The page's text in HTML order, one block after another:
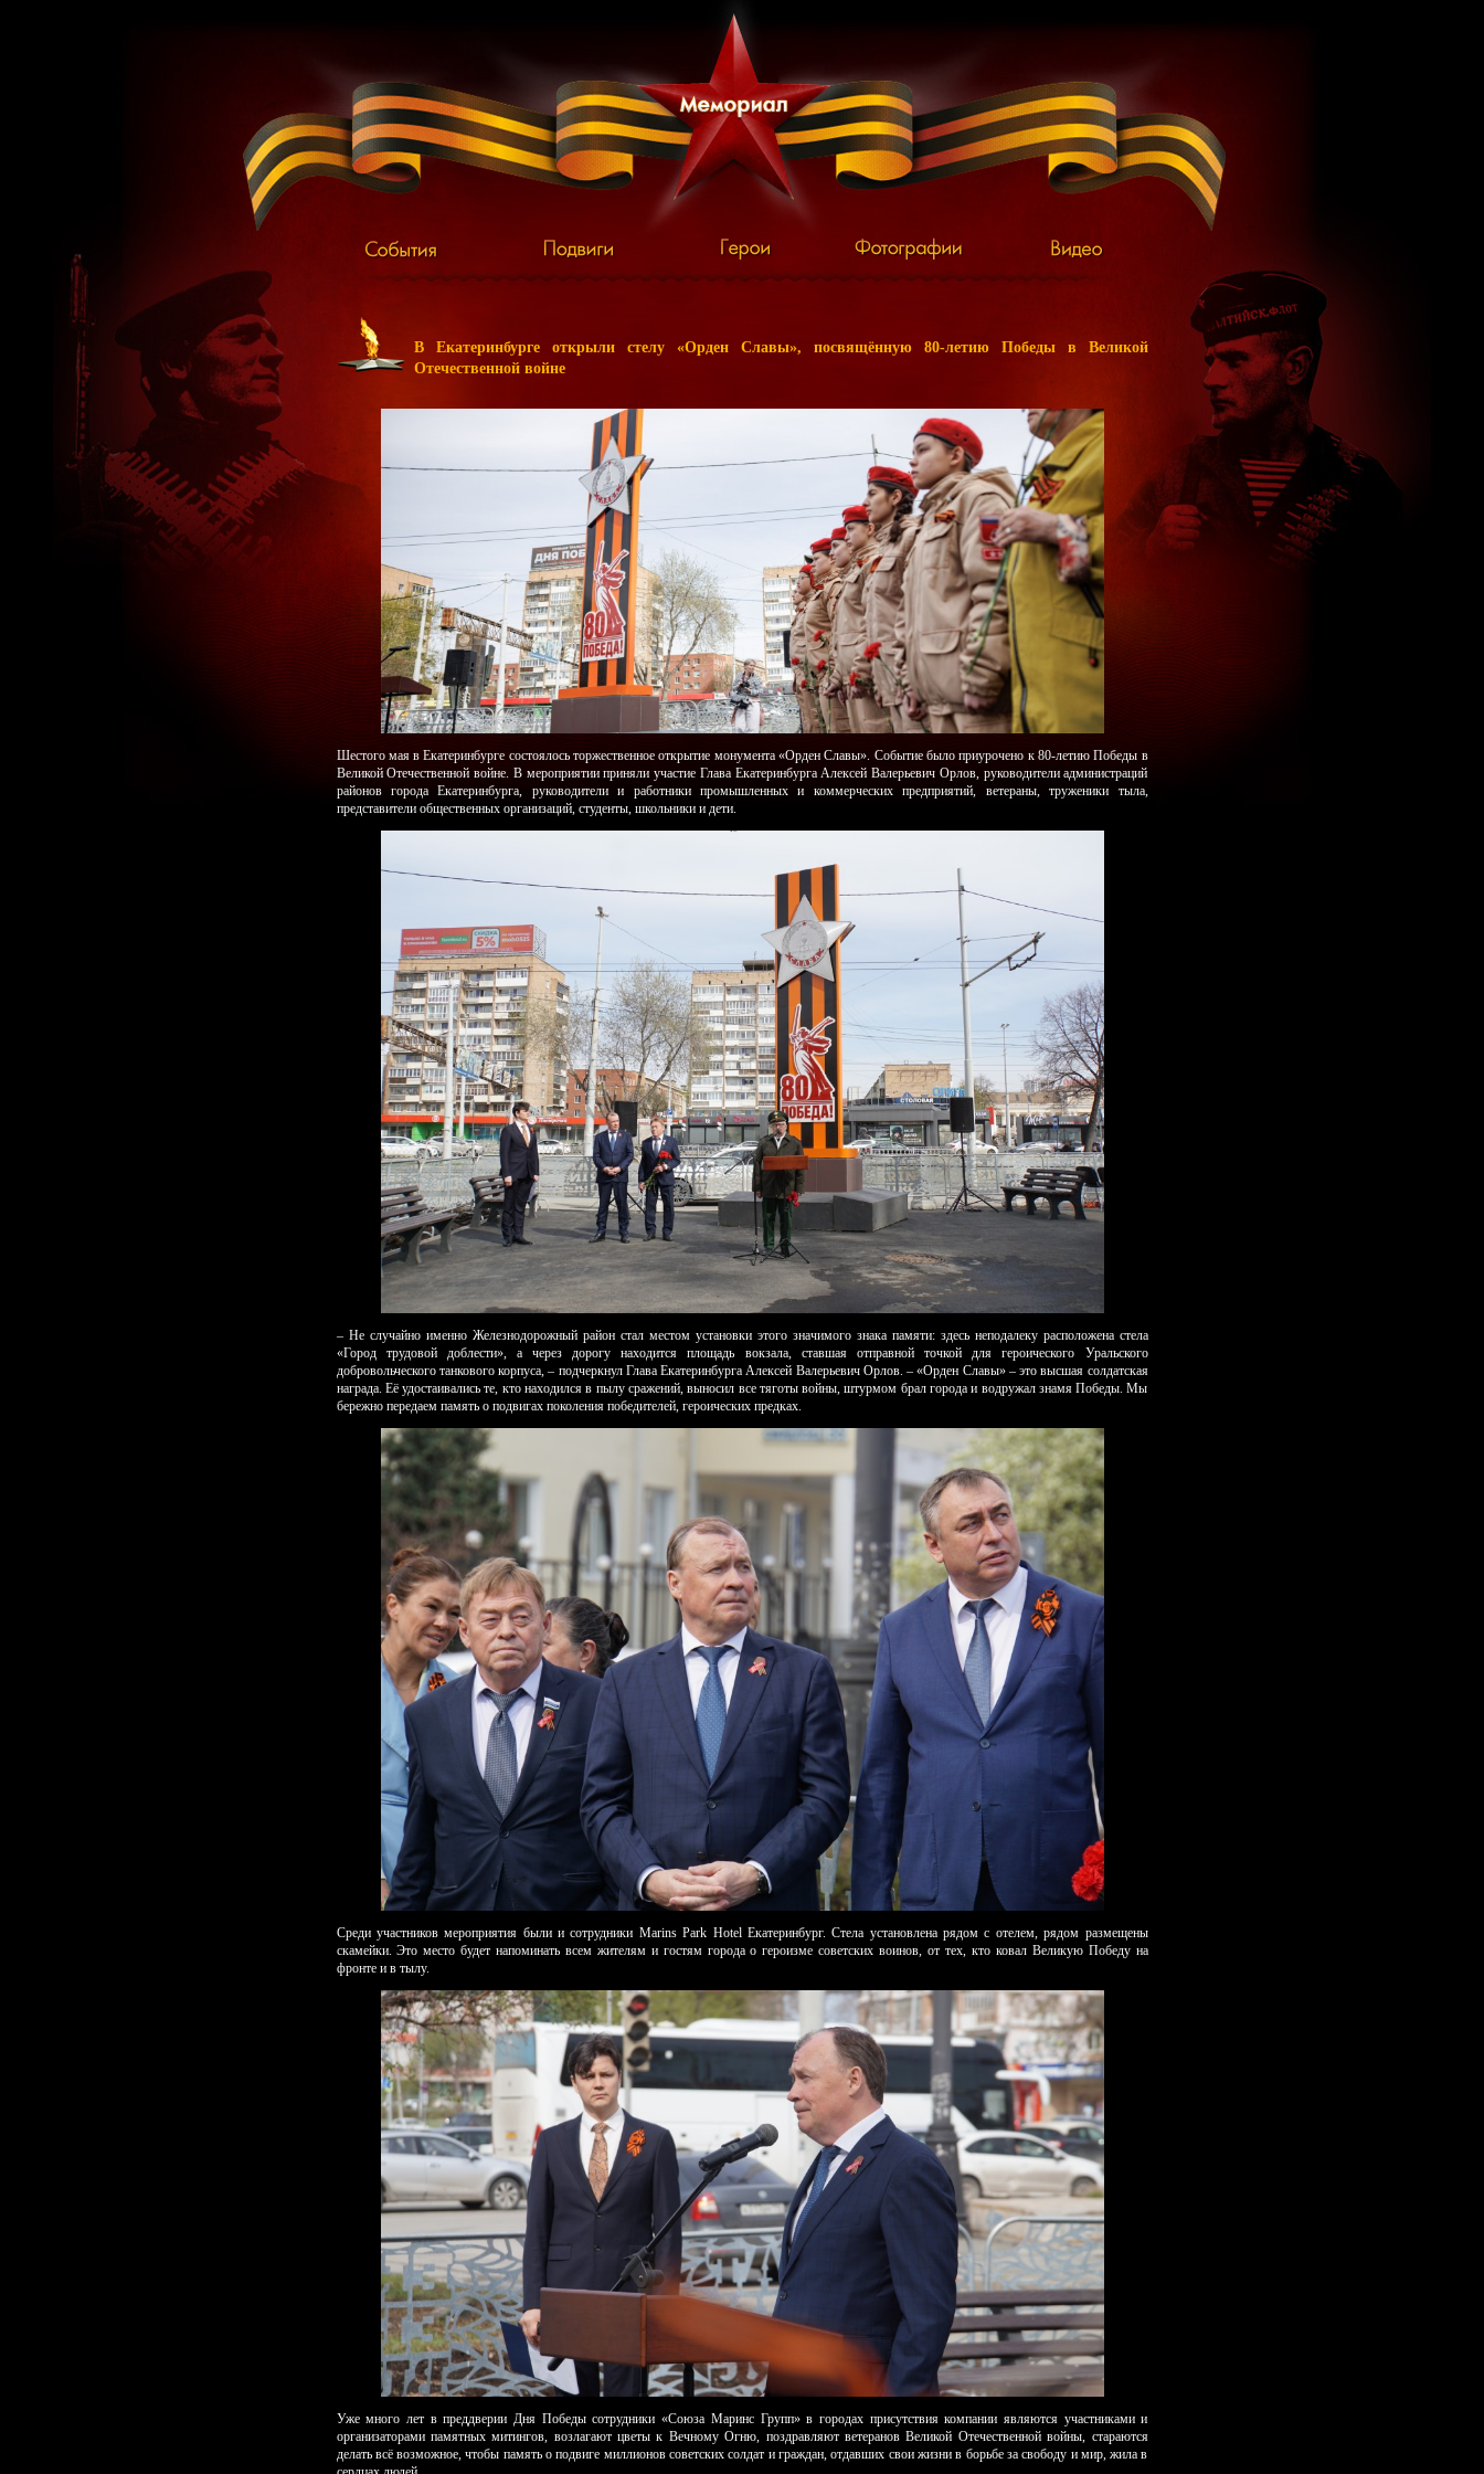
В Екатеринбурге открыли стелу «Орден Славы», посвящённую 80-летию Победы в Великой
Отечественной войне
Шестого мая в Екатеринбурге состоялось торжественное открытие монумента «Орден Славы». Событие было приурочено к 80-летию Победы в
Великой Отечественной войне. В мероприятии приняли участие Глава Екатеринбурга Алексей Валерьевич Орлов, руководители администраций
районов города Екатеринбурга, руководители и работники промышленных и коммерческих предприятий, ветераны, труженики тыла,
представители общественных организаций, студенты, школьники и дети.
– Не случайно именно Железнодорожный район стал местом установки этого значимого знака памяти: здесь неподалеку расположена стела
«Город трудовой доблести», а через дорогу находится площадь вокзала, ставшая отправной точкой для героического Уральского
добровольческого танкового корпуса, – подчеркнул Глава Екатеринбурга Алексей Валерьевич Орлов. – «Орден Славы» – это высшая солдатская
награда. Её удостаивались те, кто находился в пылу сражений, выносил все тяготы войны, штурмом брал города и водружал знамя Победы. Мы
бережно передаем память о подвигах поколения победителей, героических предках.
Среди участников мероприятия были и сотрудники Marins Park Hotel Екатеринбург. Стела установлена рядом с отелем, рядом размещены
скамейки. Это место будет напоминать всем жителям и гостям города о героизме советских воинов, от тех, кто ковал Великую Победу на
фронте и в тылу.
Уже много лет в преддверии Дня Победы сотрудники «Союза Маринс Групп» в городах присутствия компании являются участниками и
организаторами памятных митингов, возлагают цветы к Вечному Огню, поздравляют ветеранов Великой Отечественной войны, стараются
делать всё возможное, чтобы память о подвиге миллионов советских солдат и граждан, отдавших свои жизни в борьбе за свободу и мир, жила в